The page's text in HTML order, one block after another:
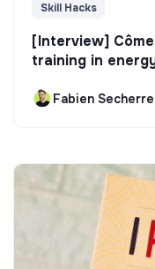
Skill Hacks
[Interview]
training in
Fabien Secherre